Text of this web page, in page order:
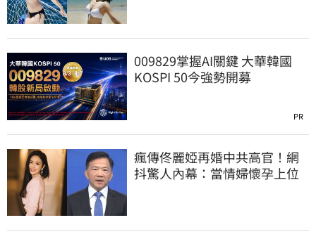
009829掌握AI關鍵 大華韓國
KOSPI 50今強勢開募
PR
瘋傳佟麗婭再婚中共高官！網
抖驚人內幕：當情婦懷孕上位